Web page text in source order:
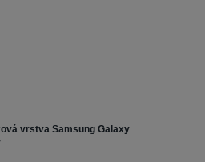
vrstva Samsung Galaxy